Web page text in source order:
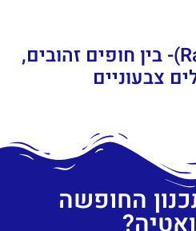
האי ראב (Rab Island)- בין חופים זהובים,
צבעוניים
החופשה